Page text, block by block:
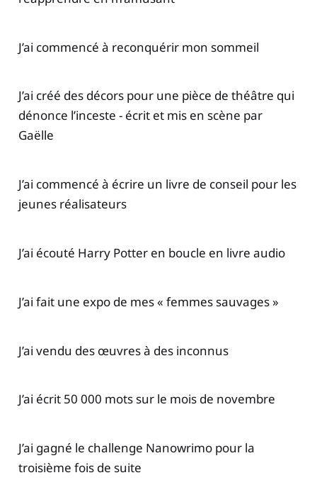
J’ai commencé à reconquérir mon sommeil
J’ai créé des décors pour une pièce de théâtre qui
dénonce l’inceste - écrit et mis en scène par
Gaëlle
J’ai commencé à écrire un livre de conseil pour les
jeunes réalisateurs
J’ai écouté Harry Potter en boucle en livre audio
J’ai fait une expo de mes « femmes sauvages »
J’ai vendu des œuvres à des inconnus
J’ai écrit 50 000 mots sur le mois de novembre
J’ai gagné le challenge Nanowrimo pour la
troisième fois de suite